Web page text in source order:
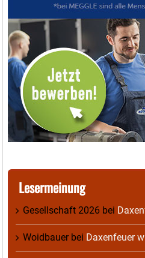
Lesermeinung
Gesellschaft 2026 bei
Woidbauerbei Daxenfeuer